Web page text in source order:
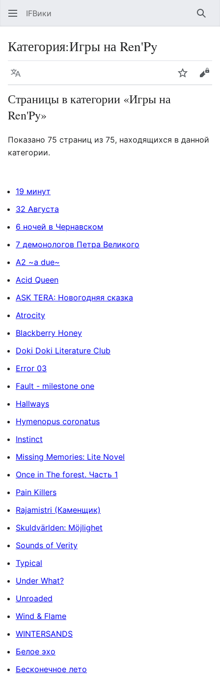
IFВики
Категория:Игры на Ren'Py
Язык Следить
Страницы в категории «Игры на
Ren'Py»
Показано 75 страниц из 75, находящихся в данной
категории.
19 минут
32 Августа
6 ночей в Чернавском
7 демонологов Петра Великого
A2 ~a due~
Acid Queen
ASK TERA: Новогодняя сказка
Atrocity
Blackberry Honey
Doki Doki Literature Club
Error 03
Fault - milestone one
Hallways
Hymenopus coronatus
Instinct
Missing Memories: Lite Novel
Once in The forest. Часть 1
Pain Killers
Rajamistri (Каменщик)
Skuldvärlden: Möjlighet
Sounds of Verity
Typical
Under What?
Unroaded
Wind & Flame
WINTERSANDS
Белое эхо
Бесконечное лето